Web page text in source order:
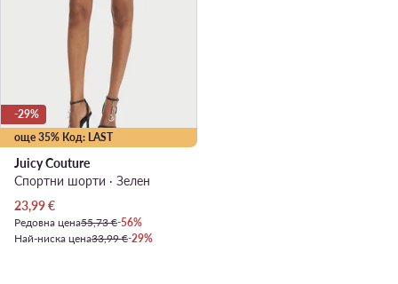
още 35% Код: LAST
-29%
Juicy Couture
Спортни шорти · Зелен
Актуална цена
23,99€
Редовна цена55,73 €-56%
Най-ниска цена33,99 €-29%